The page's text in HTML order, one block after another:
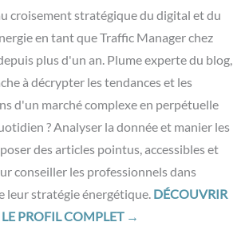
pourraient vous être
utiles...